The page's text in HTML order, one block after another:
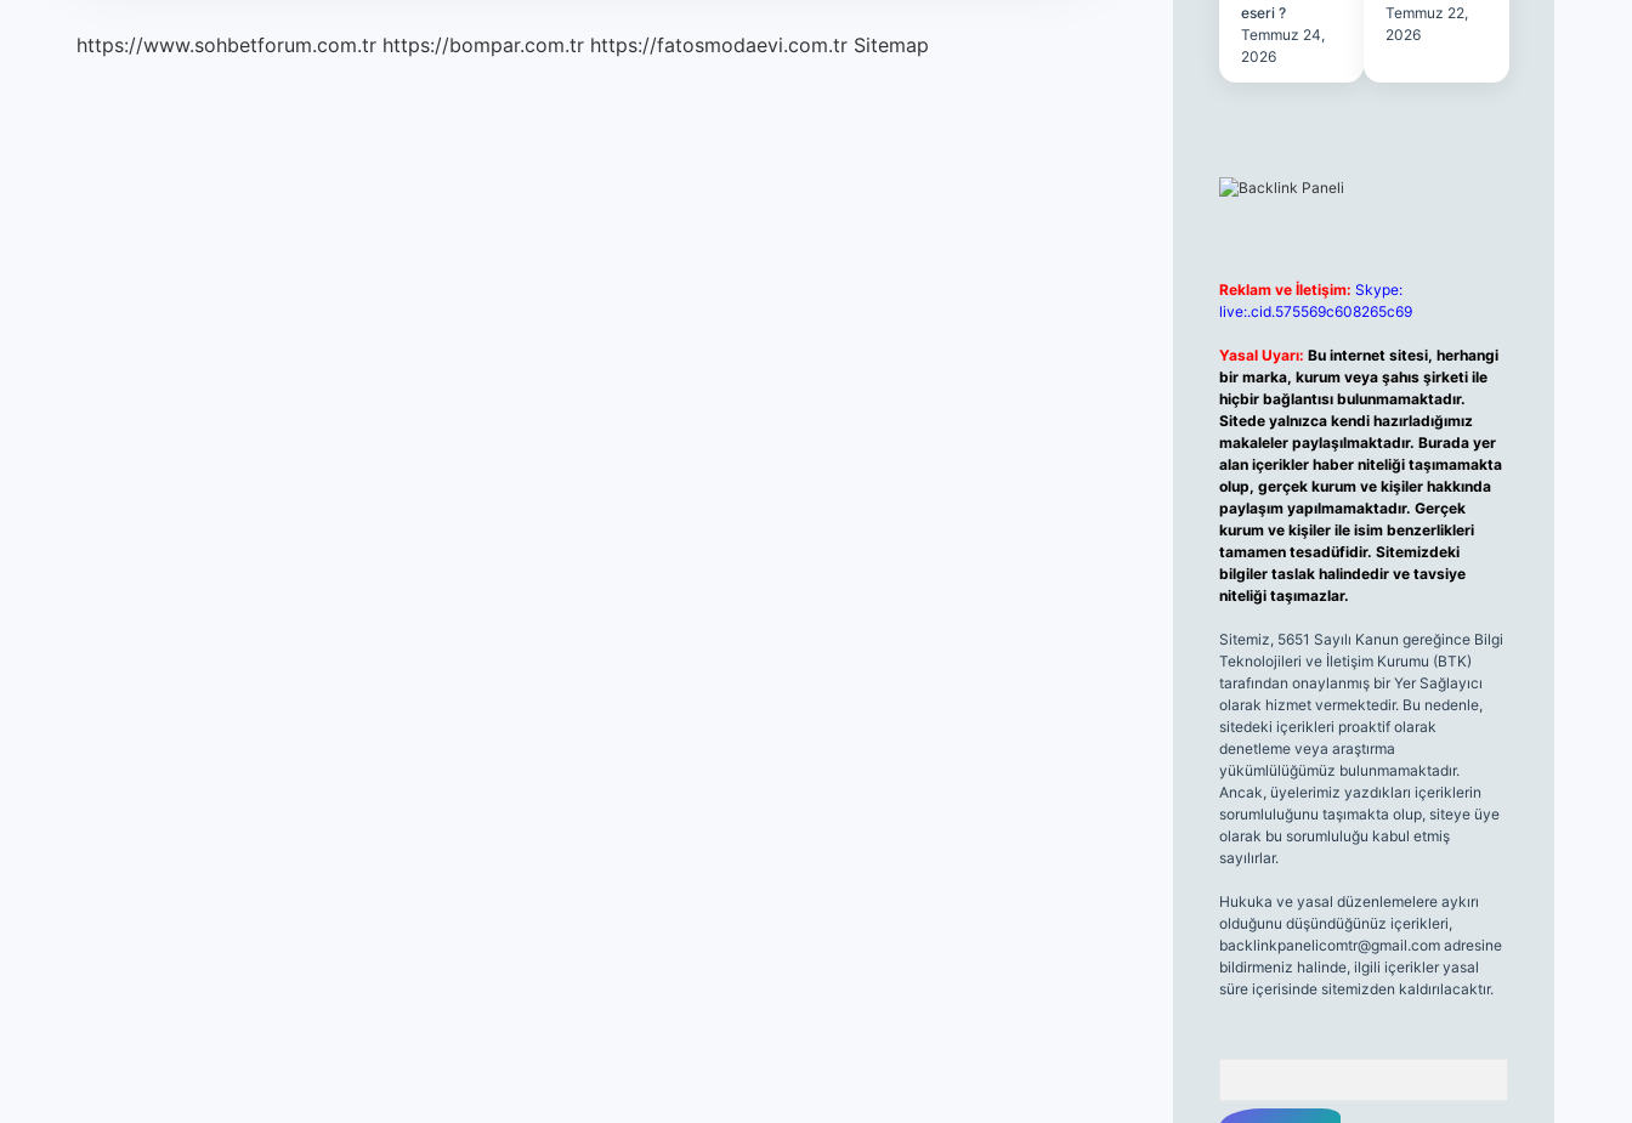
https://www.sohbetforum.com.tr https://bompar.com.tr https://fatosmodaevi.com.tr Sitemap
eseri ?
Temmuz 24,
2026
Temmuz 22,
2026
Reklam ve İletişim: Skype:
live:.cid.575569c608265c69
Yasal Uyarı: Bu internet sitesi, herhangi
bir marka, kurum veya şahıs şirketi ile
hiçbir bağlantısı bulunmamaktadır.
Sitede yalnızca kendi hazırladığımız
makaleler paylaşılmaktadır. Burada yer
alan içerikler haber niteliği taşımamakta
olup, gerçek kurum ve kişiler hakkında
paylaşım yapılmamaktadır. Gerçek
kurum ve kişiler ile isim benzerlikleri
tamamen tesadüfidir. Sitemizdeki
bilgiler taslak halindedir ve tavsiye
niteliği taşımazlar.
Sitemiz, 5651 Sayılı Kanun gereğince Bilgi
Teknolojileri ve İletişim Kurumu (BTK)
tarafından onaylanmış bir Yer Sağlayıcı
olarak hizmet vermektedir. Bu nedenle,
sitedeki içerikleri proaktif olarak
denetleme veya araştırma
yükümlülüğümüz bulunmamaktadır.
Ancak, üyelerimiz yazdıkları içeriklerin
sorumluluğunu taşımakta olup, siteye üye
olarak bu sorumluluğu kabul etmiş
sayılırlar.
Hukuka ve yasal düzenlemelere aykırı
olduğunu düşündüğünüz içerikleri,
backlinkpanelicomtr@gmail.comadresine
bildirmeniz halinde, ilgili içerikler yasal
süre içerisinde sitemizden kaldırılacaktır.